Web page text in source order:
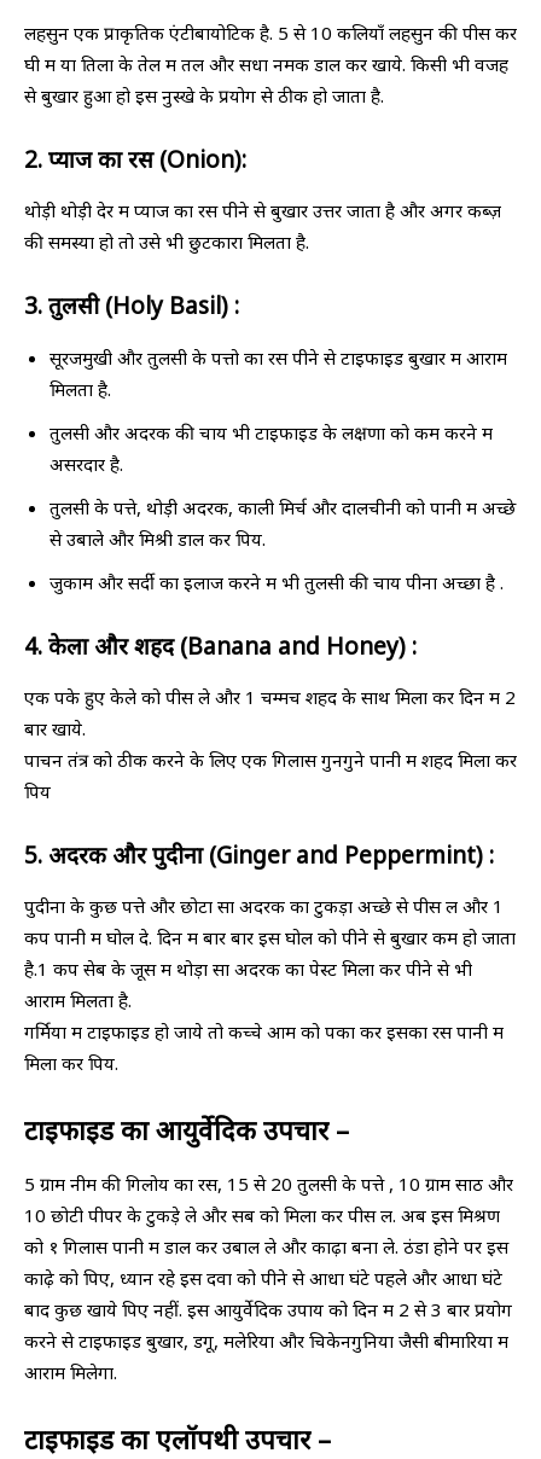
लहसुन एक प्राकृतिक एंटीबायोटिक है. 5 से 10 कलियाँ लहसुन की पीस कर
घी में या तिलों के तेल में तलें और सेंधा नमक डाल कर खाये. किसी भी वजह
से बुखार हुआ हो इस नुस्खे के प्रयोग से ठीक हो जाता है.
2. प्याज का रस (Onion):
थोड़ी थोड़ी देर में प्याज का रस पीने से बुखार उत्तर जाता है और अगर कब्ज़
की समस्या हो तो उसे भी छुटकारा मिलता है.
3. तुलसी (Holy Basil) :
सूरजमुखी और तुलसी के पत्तो का रस पीने से टाइफाइड बुखार में आराम
मिलता है.
तुलसी और अदरक की चाय भी टाइफाइड के लक्षणों को कम करने में
असरदार है.
तुलसी के पत्ते, थोड़ी अदरक, काली मिर्च और दालचीनी को पानी में अच्छे
से उबाले और मिश्री डाल कर पियें.
जुकाम और सर्दी का इलाज करने में भी तुलसी की चाय पीना अच्छा है .
4. केला और शहद (Banana and Honey) :
एक पके हुए केले को पीस ले और 1 चम्मच शहद के साथ मिला कर दिन में 2
बार खाये.
पाचन तंत्र को ठीक करने के लिए एक गिलास गुनगुने पानी में शहद मिला कर
पियें
5. अदरक और पुदीना (Ginger and Peppermint) :
पुदीना के कुछ पत्ते और छोटा सा अदरक का टुकड़ा अच्छे से पीस लें और 1
कप पानी में घोल दे. दिन में बार बार इस घोल को पीने से बुखार कम हो जाता
है.1 कप सेब के जूस में थोड़ा सा अदरक का पेस्ट मिला कर पीने से भी
आराम मिलता है.
गर्मियों में टाइफाइड हो जाये तो कच्चे आम को पका कर इसका रस पानी में
मिला कर पियें.
टाइफाइड का आयुर्वेदिक उपचार –
5 ग्राम नीम की गिलोय का रस, 15 से 20 तुलसी के पत्ते , 10 ग्राम सोंठ और
10 छोटी पीपर के टुकड़े ले और सब को मिला कर पीस लें. अब इस मिश्रण
को १ गिलास पानी में डाल कर उबाल ले और काढ़ा बना ले. ठंडा होने पर इस
काढ़े को पिए, ध्यान रहे इस दवा को पीने से आधा घंटे पहले और आधा घंटे
बाद कुछ खाये पिए नहीं. इस आयुर्वेदिक उपाय को दिन में 2 से 3 बार प्रयोग
करने से टाइफाइड बुखार, डेंगू, मलेरिया और चिकेनगुनिया जैसी बीमारियों में
आराम मिलेगा.
टाइफाइड का एलॉपथी उपचार –